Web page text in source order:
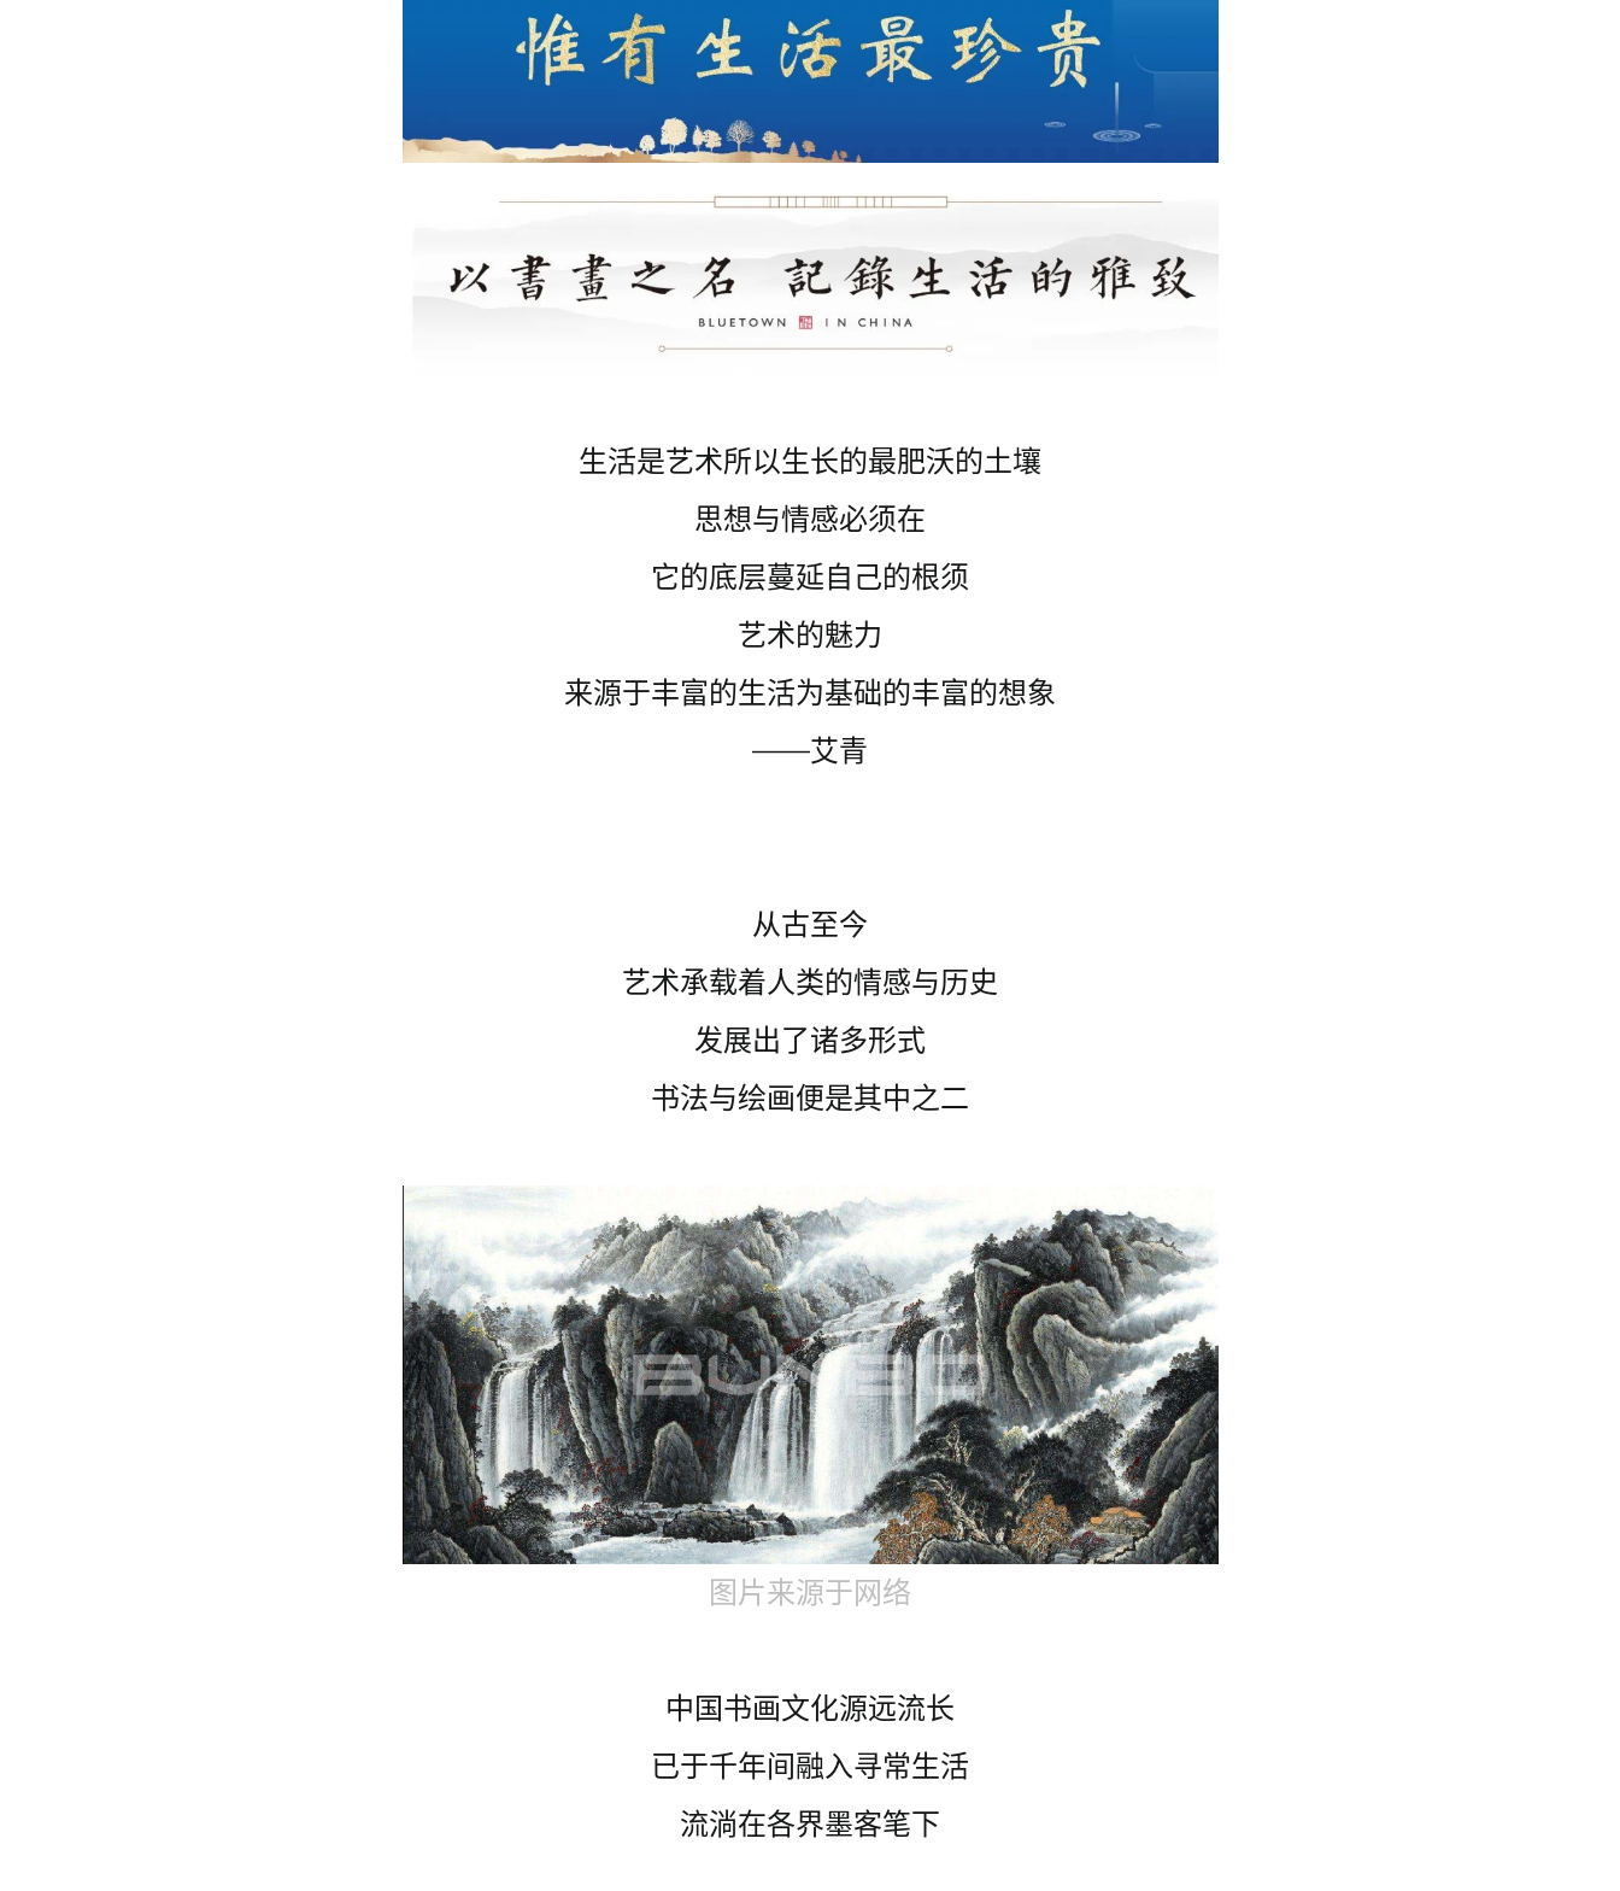
生活是艺术所以生长的最肥沃的土壤
思想与情感必须在
它的底层蔓延自己的根须
艺术的魅力
来源于丰富的生活为基础的丰富的想象
——艾青
从古至今
艺术承载着人类的情感与历史
发展出了诸多形式
书法与绘画便是其中之二
图片来源于网络
中国书画文化源远流长
已于千年间融入寻常生活
流淌在各界墨客笔下